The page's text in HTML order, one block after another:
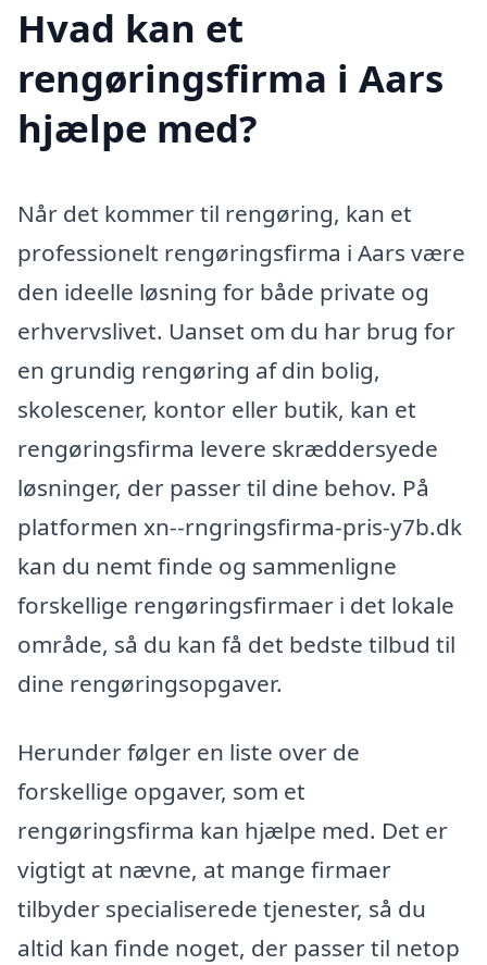
Hvad kan et
rengøringsfirma i Aars
hjælpe med?
Når det kommer til rengøring, kan et
professionelt rengøringsfirma i Aars være
den ideelle løsning for både private og
erhvervslivet. Uanset om du har brug for
en grundig rengøring af din bolig,
skolescener, kontor eller butik, kan et
rengøringsfirma levere skræddersyede
løsninger, der passer til dine behov. På
platformen xn--rngringsfirma-pris-y7b.dk
kan du nemt finde og sammenligne
forskellige rengøringsfirmaer i det lokale
område, så du kan få det bedste tilbud til
dine rengøringsopgaver.
Herunder følger en liste over de
forskellige opgaver, som et
rengøringsfirma kan hjælpe med. Det er
vigtigt at nævne, at mange firmaer
tilbyder specialiserede tjenester, så du
altid kan finde noget, der passer til netop